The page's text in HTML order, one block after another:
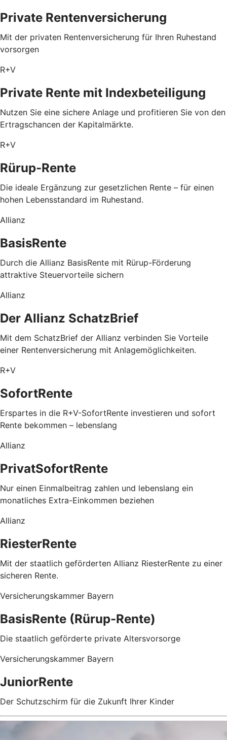
Private Rentenversicherung
Mit der privaten Rentenversicherung für Ihren Ruhestand
vorsorgen
R+V
Private Rente mit Index­beteiligung
Nutzen Sie eine sichere Anlage und profitieren Sie von den
Ertragschancen der Kapitalmärkte.
R+V
Rürup-Rente
Die ideale Ergänzung zur gesetzlichen Rente – für einen
hohen Lebensstandard im Ruhestand.
Allianz
BasisRente
Durch die Allianz BasisRente mit Rürup-Förderung
attraktive Steuervorteile sichern
Allianz
Der Allianz SchatzBrief
Mit dem SchatzBrief der Allianz verbinden Sie Vorteile
einer Rentenversicherung mit Anlagemöglichkeiten.
R+V
SofortRente
Erspartes in die R+V-SofortRente investieren und sofort
Rente bekommen – lebenslang
Allianz
PrivatSofortRente
Nur einen Einmalbeitrag zahlen und lebenslang ein
monatliches Extra-Einkommen beziehen
Allianz
RiesterRente
Mit der staatlich geförderten Allianz RiesterRente zu einer
sicheren Rente.
Versicherungskammer Bayern
BasisRente (Rürup-Rente)
Die staatlich geförderte private Altersvorsorge
Versicherungskammer Bayern
JuniorRente
Der Schutzschirm für die Zukunft Ihrer Kinder